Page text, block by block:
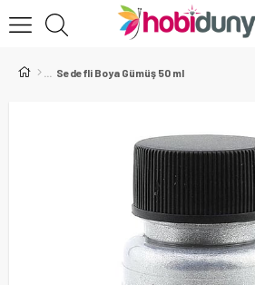
Sedefli Boya Gümüş 50 ml